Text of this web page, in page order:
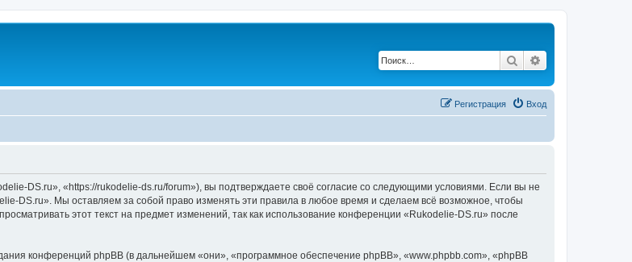
Поиск
Вход
Регистрация
DS.ru», «https://rukodelie-ds.ru/forum»), вы подтверждаете своё согласие со следующими условиями. Если вы не
DS.ru». Мы оставляем за собой право изменять эти правила в любое время и сделаем всё возможное, чтобы
этот текст на предмет изменений, так как использование конференции «Rukodelie-DS.ru» после
конференций phpBB (в дальнейшем «они», «программное обеспечение phpBB», «www.phpbb.com», «phpBB